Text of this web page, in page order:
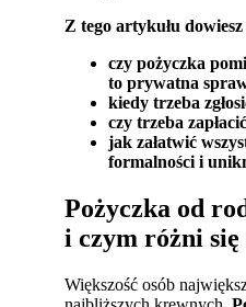
Z tego artykułu
czy pożyczka
to prywatna
kiedy trzeba
czy trzeba
jak załatwić
formalności i
Pożyczka od
i czym różni
Większość osób